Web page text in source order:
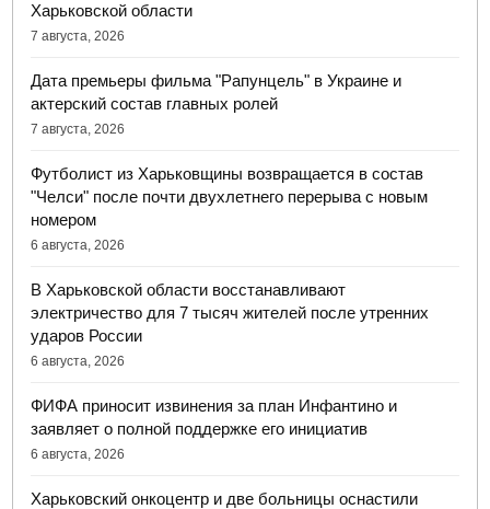
Харьковской области
7 августа, 2026
Дата премьеры фильма "Рапунцель" в Украине и
актерский состав главных ролей
7 августа, 2026
Футболист из Харьковщины возвращается в состав
"Челси" после почти двухлетнего перерыва с новым
номером
6 августа, 2026
В Харьковской области восстанавливают
электричество для 7 тысяч жителей после утренних
ударов России
6 августа, 2026
ФИФА приносит извинения за план Инфантино и
заявляет о полной поддержке его инициатив
6 августа, 2026
Харьковский онкоцентр и две больницы оснастили